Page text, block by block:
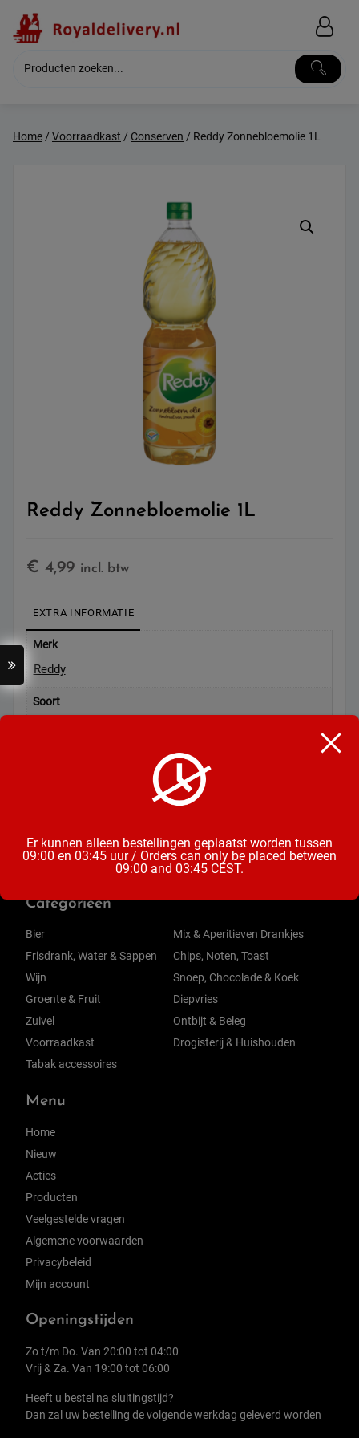
content
Home/ Voorraadkast / Conserven / Reddy Zonnebloemolie 1L
Reddy Zonnebloemolie 1L
€ 4,99 incl. btw
EXTRA INFORMATIE
Merk
Reddy
Soort
Categorieën
Bier
Frisdrank, Water & Sappen
Wijn
Groente & Fruit
Zuivel
Voorraadkast
Tabak accessoires
Mix & Aperitieven Drankjes
Chips, Noten, Toast
Snoep, Chocolade & Koek
Diepvries
Ontbijt & Beleg
Drogisterij & Huishouden
Menu
Home
Nieuw
Acties
Producten
Veelgestelde vragen
Algemene voorwaarden
Privacybeleid
Mijn account
Openingstijden
Zo t/m Do. Van 20:00 tot 04:00
Vrij & Za. Van 19:00 tot 06:00
Heeft u bestel na sluitingstijd?
Dan zal uw bestelling de volgende werkdag geleverd worden
Er kunnen alleen bestellingen geplaatst worden tussen
09:00 en 03:45 uur / Orders can only be placed between
09:00 and 03:45 CEST.